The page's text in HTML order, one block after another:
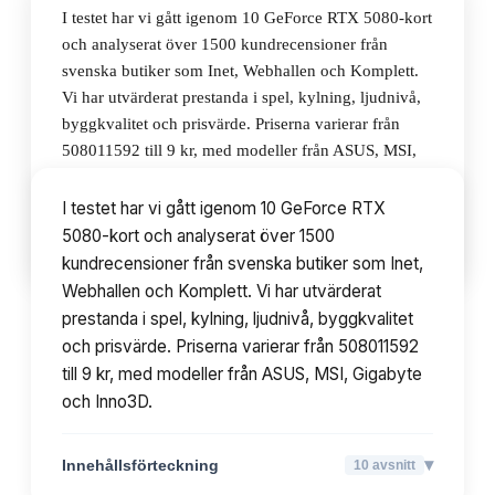
I testet har vi gått igenom 10 GeForce RTX 5080-kort
och analyserat över 1500 kundrecensioner från
svenska butiker som Inet, Webhallen och Komplett.
Vi har utvärderat prestanda i spel, kylning, ljudnivå,
byggkvalitet och prisvärde. Priserna varierar från
508011592 till 9 kr, med modeller från ASUS, MSI,
Innehållsförteckning
I testet har vi gått igenom 10 GeForce RTX
5080-kort och analyserat över 1500
kundrecensioner från svenska butiker som Inet,
Webhallen och Komplett. Vi har utvärderat
prestanda i spel, kylning, ljudnivå, byggkvalitet
och prisvärde. Priserna varierar från 508011592
till 9 kr, med modeller från ASUS, MSI, Gigabyte
och Inno3D.
Innehållsförteckning 10 avsnitt ▾